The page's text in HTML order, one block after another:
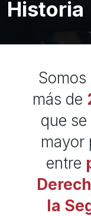
Historia
más de
que
mayor
entre
la